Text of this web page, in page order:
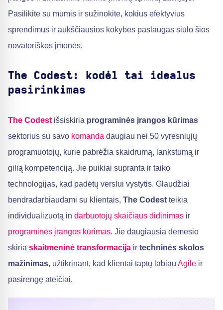
Pasilikite su mumis ir sužinokite, kokius efektyvius
sprendimus ir aukščiausios kokybės paslaugas siūlo šios
novatoriškos įmonės.
The Codest: kodėl tai idealus
pasirinkimas
The Codest išsiskiria programinės įrangos kūrimas
sektorius su savo komanda daugiau nei 50 vyresniųjų
programuotojų, kurie pabrėžia skaidrumą, lankstumą ir
gilią kompetenciją. Jie puikiai supranta ir taiko
technologijas, kad padėtų verslui vystytis. Glaudžiai
bendradarbiaudami su klientais, The Codest teikia
individualizuotą in darbuotojų skaičiaus didinimas ir
programinės įrangos kūrimas. Jie daugiausia dėmesio
skiria skaitmeninė transformacija ir techninės skolos
mažinimas, užtikrinant, kad klientai taptų labiau Agile ir
pasirengę ateičiai.